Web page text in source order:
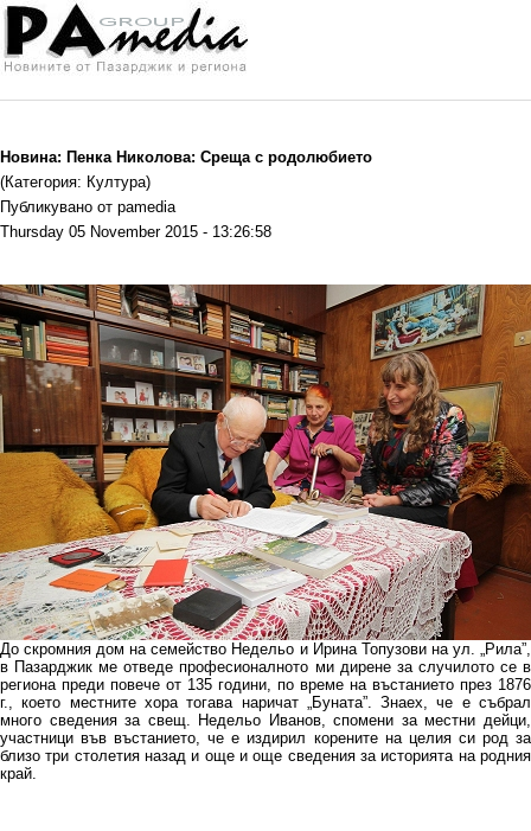
Новина: Пенка Николова: Среща с родолюбието
(Категория: Култура)
Публикувано от pamedia
Thursday 05 November 2015 - 13:26:58
До скромния дом на семейство Недельо и Ирина Топузови на ул. „Рила”,
в Пазарджик ме отведе професионалното ми дирене за случилото се в
региона преди повече от 135 години, по време на въстанието през 1876
г., което местните хора тогава наричат „Буната”. Знаех, че е събрал
много сведения за свещ. Недельо Иванов, спомени за местни дейци,
участници във въстанието, че е издирил корените на целия си род за
близо три столетия назад и още и още сведения за историята на родния
край.